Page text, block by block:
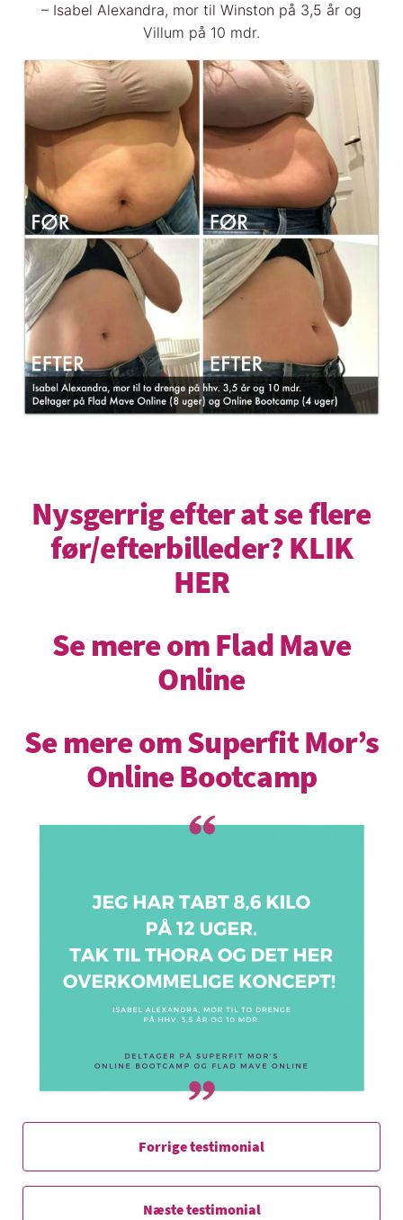
– Isabel Alexandra, mor til Winston på 3,5 år og
Villum på 10 mdr.
Nysgerrig efter at se flere
før/efterbilleder? KLIK
HER
Se mere om Flad Mave
Online
Se mere om Superfit Mor’s
Online Bootcamp
Forrige testimonial
Næste testimonial